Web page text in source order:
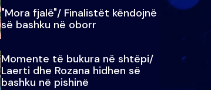
"Mora fjalë"/ Finalistët këndojnë
së bashku në oborr
Momente të bukura në shtëpi/
Laerti dhe Rozana hidhen së
bashku në pishinë